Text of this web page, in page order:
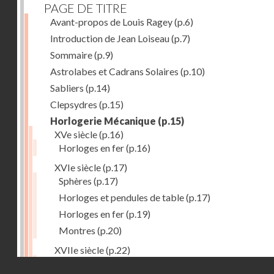
PAGE DE TITRE
Avant-propos de Louis Ragey(p.6)
Introduction de Jean Loiseau(p.7)
Sommaire(p.9)
Astrolabes et Cadrans Solaires (p.10)
Sabliers (p.14)
Clepsydres (p.15)
Horlogerie Mécanique (p.15)
XVe siècle(p.16)
Horloges en fer(p.16)
XVIe siècle(p.17)
Sphères (p.17)
Horloges et pendules de table(p.17)
Horloges en fer(p.19)
Montres (p.20)
XVIIe siècle(p.22)